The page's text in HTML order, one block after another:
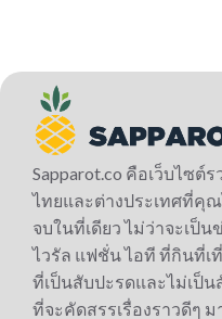
Sapparot.co คือเว็บไซต์
ไทยและต่างประเทศที่คุ
จบในที่เดียว ไม่ว่าจะเป็น
ไวรัล แฟชั่น ไอที ที่กินที่เ
ที่เป็นสับปะรดและไม่เป็น
ที่จะคัดสรรเรื่องราวดีๆ